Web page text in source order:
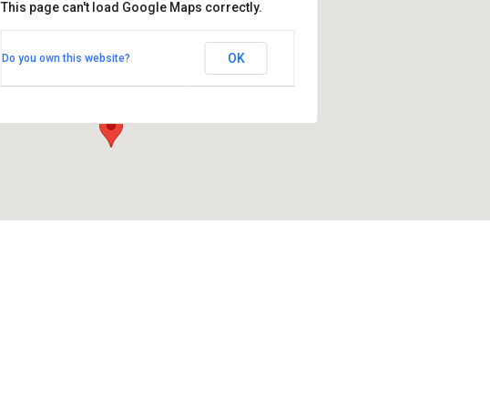
Faculté de Médecine Timone Marseille
27, boulevard Jean Moulin - Marseille
This page can't load Google Maps correctly.
Do you own this website? OK